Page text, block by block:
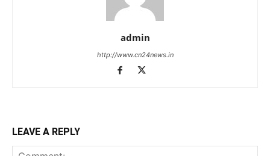
admin
http://www.cn24news.in
LEAVE A REPLY